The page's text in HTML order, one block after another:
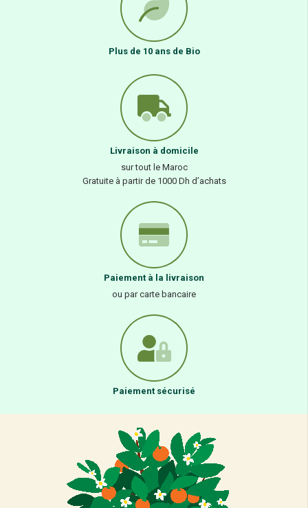
Plus de 10 ans de Bio
Livraison à domicile
sur tout le Maroc
Gratuite à partir de 1000 Dh d’achats
Paiement à la livraison
ou par carte bancaire
Paiement sécurisé